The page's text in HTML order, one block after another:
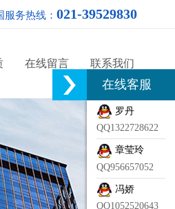
服务热线： 021-39529830
在线留言 联系我们
在线客服
罗丹
QQ1322728622
章莹玲
QQ956657052
冯娇
QQ1052520643